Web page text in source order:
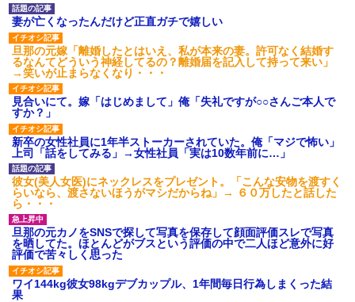
妻が亡くなったんだけど正直ガチで嬉しい
旦那の元嫁「離婚したとはいえ、私が本来の妻。許可なく結婚す
るなんてどういう神経してるの？離婚届を記入して持って来い」
→笑いが止まらなくなり・・・
見合いにて。嫁「はじめまして」俺「失礼ですが○○さんご本人で
すか？」
新卒の女性社員に1年半ストーカーされていた。俺「マジで怖い」
上司「話をしてみる」→女性社員「実は10数年前に…」
彼女(美人女医)にネックレスをプレゼント。「こんな安物を渡すく
らいなら、渡さないほうがマシだからね」→ ６０万したと話した
ら・・・
旦那の元カノをSNSで探して写真を保存して顔面評価スレで写真
を晒してた。ほとんどがブスという評価の中で二人ほど意外に好
評価で苦々しく思った
ワイ144kg彼女98kgデブカップル、1年間毎日行為しまくった結
果